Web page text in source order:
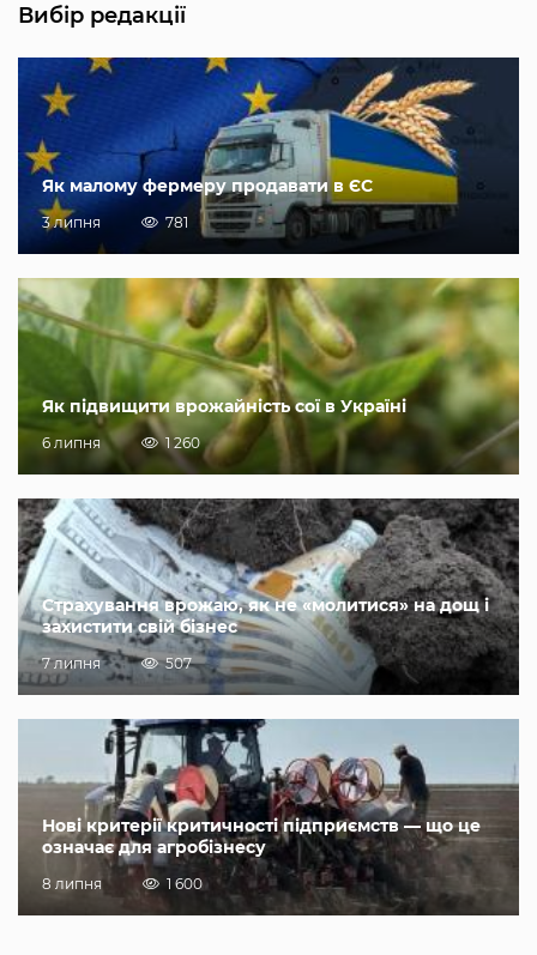
Вибір редакції
Як малому фермеру продавати в ЄС
3 липня 781
Як підвищити врожайність сої в Україні
6 липня 1 260
Страхування врожаю, як не «молитися» на дощ і
захистити свій бізнес
7 липня 507
Нові критерії критичності підприємств — що це
означає для агробізнесу
8 липня 1 600